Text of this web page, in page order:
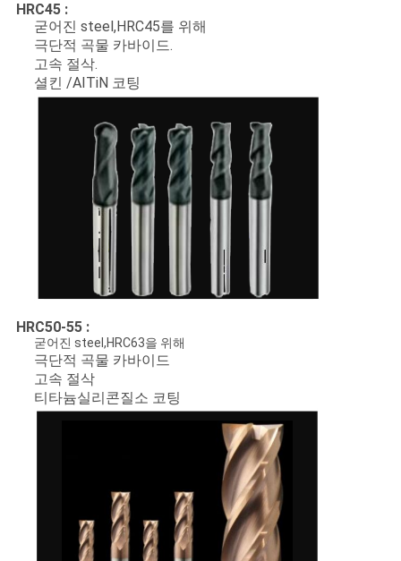
트
PRIVACY
HRC45 :
굳어진 steel,HRC45를 위해
극단적 곡물 카바이드.
고속 절삭.
셜킨 /AITiN 코팅
HRC50-55 :
굳어진 steel,HRC63을 위해
극단적 곡물 카바이드
고속 절삭
티타늄실리콘질소 코팅